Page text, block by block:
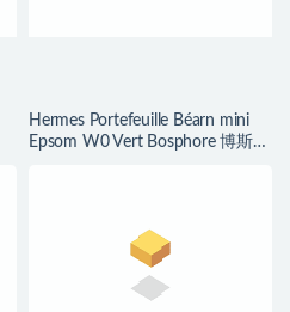
Hermes Portefeuille Béarn mini
Epsom W0 Vert Bosphore 博斯普